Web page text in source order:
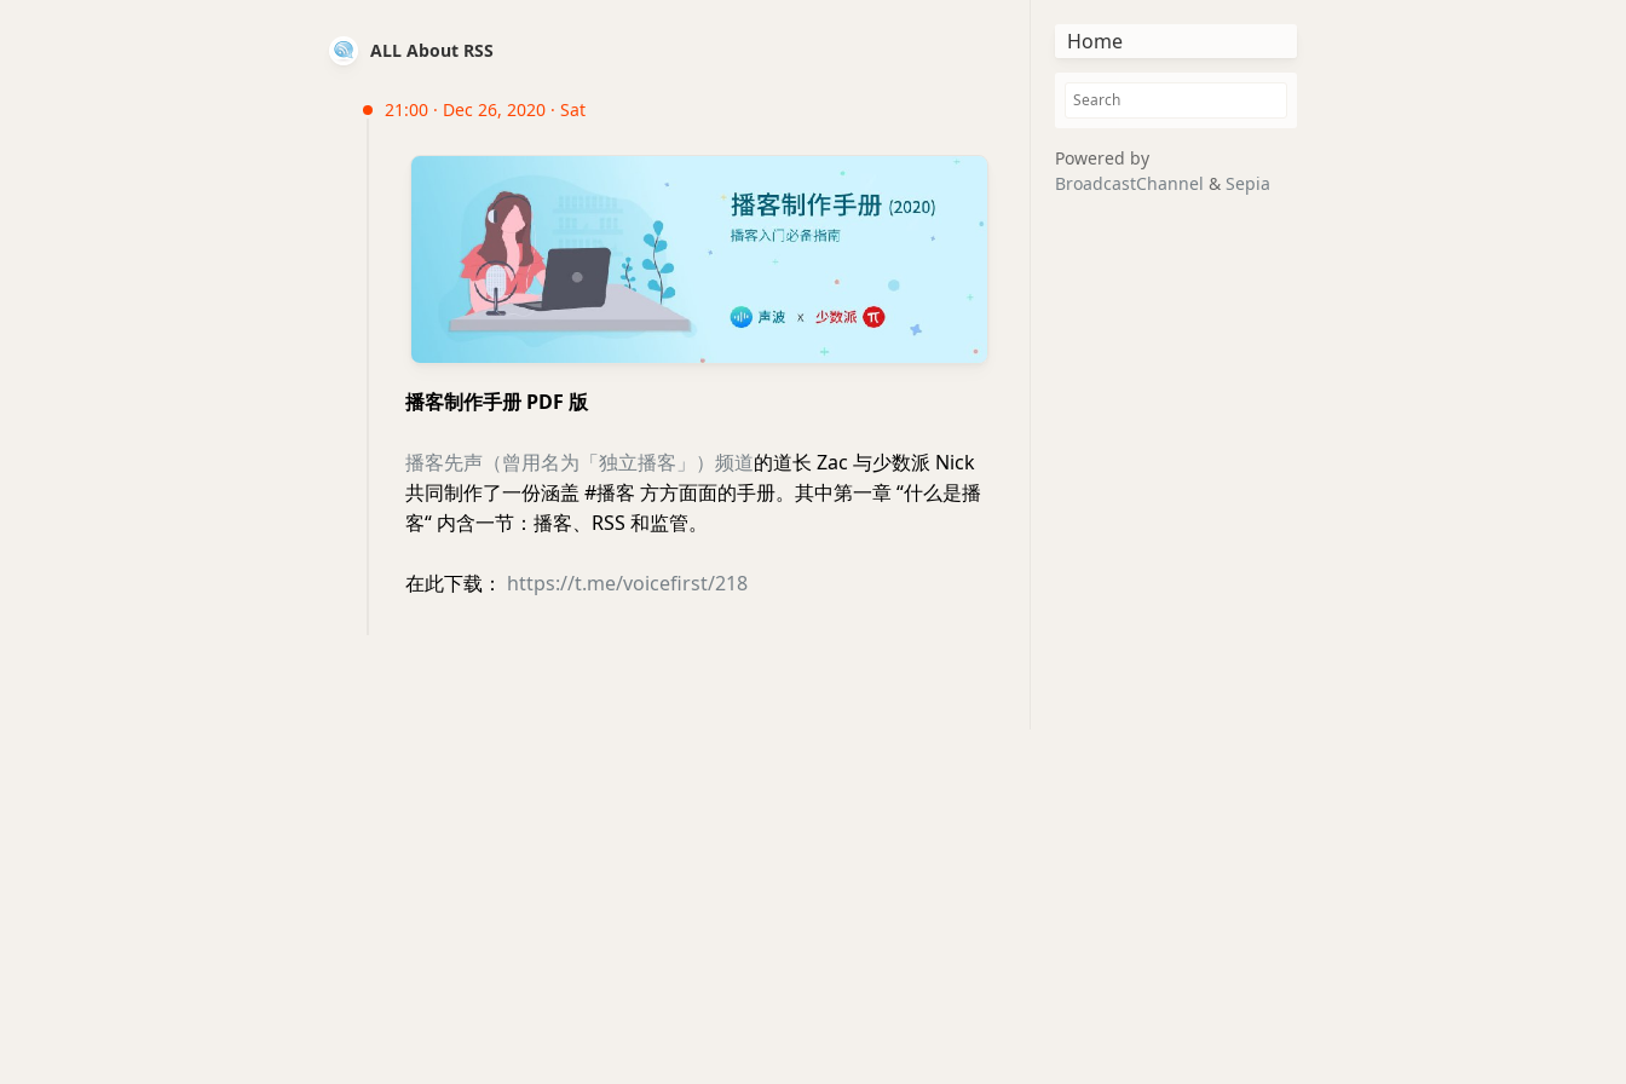
ALL About RSS
21:00 · Dec 26, 2020 · Sat
播客制作手册 PDF 版
播客先声（曾用名为「独立播客」）频道的道长 Zac 与少数派 Nick
共同制作了一份涵盖 #播客 方方面面的手册。其中第一章 “什么是播
客“ 内含一节：播客、RSS 和监管。
在此下载： https://t.me/voicefirst/218
Home
Powered by
BroadcastChannel & Sepia